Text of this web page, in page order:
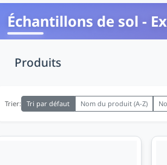
Échantillons de sol -
Produits
Trier: Tri par défaut Nom du produit (A-Z)